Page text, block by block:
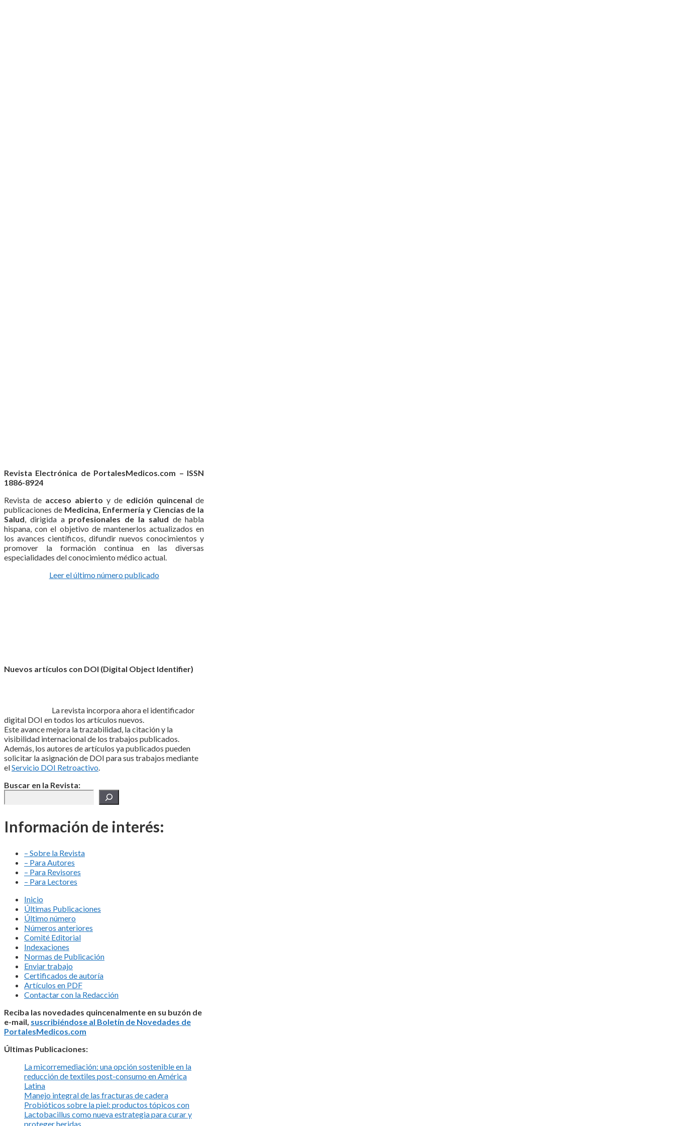
Revista Electrónica de PortalesMedicos.com – ISSN
1886-8924
Revista de acceso abierto y de edición quincenal de
publicaciones de Medicina, Enfermería y Ciencias de la
Salud, dirigida a profesionales de la salud de habla
hispana, con el objetivo de mantenerlos actualizados en
los avances científicos, difundir nuevos conocimientos y
promover la formación continua en las diversas
especialidades del conocimiento médico actual.
Leer el último número publicado
Nuevos artículos con DOI (Digital Object Identifier)
La revista incorpora ahora el identificador
digital DOI en todos los artículos nuevos.
Este avance mejora la trazabilidad, la citación y la
visibilidad internacional de los trabajos publicados.
Además, los autores de artículos ya publicados pueden
solicitar la asignación de DOI para sus trabajos mediante
elServicio DOI Retroactivo.
Buscar en la Revista:
Información de interés:
– Sobre la Revista
– Para Autores
– Para Revisores
– Para Lectores
Inicio
Últimas Publicaciones
Último número
Números anteriores
Comité Editorial
Indexaciones
Normas de Publicación
Enviar trabajo
Certificados de autoría
Artículos en PDF
Contactar con la Redacción
Reciba las novedades quincenalmente en su buzón de
e-mail, suscribiéndose al Boletín de Novedades de
PortalesMedicos.com
Últimas Publicaciones:
La micorremediación: una opción sostenible en la
reducción de textiles post-consumo en América
Latina
Manejo integral de las fracturas de cadera
Probióticos sobre la piel: productos tópicos con
Lactobacillus como nueva estrategia para curar y
proteger heridas